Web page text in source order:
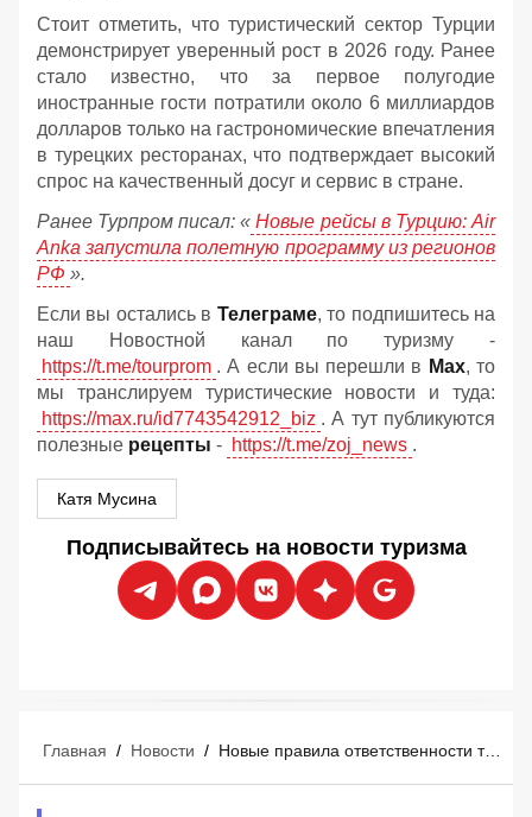
Стоит отметить, что туристический сектор Турции
демонстрирует уверенный рост в 2026 году. Ранее
стало известно, что за первое полугодие
иностранные гости потратили около 6 миллиардов
долларов только на гастрономические впечатления
в турецких ресторанах, что подтверждает высокий
спрос на качественный досуг и сервис в стране.
Ранее Турпром писал: « Новые рейсы в Турцию: Air
Anka запустила полетную программу из регионов
РФ ».
Если вы остались в Телеграме, то подпишитесь на
наш Новостной канал по туризму -
https://t.me/tourprom . А если вы перешли в Мах, то
мы транслируем туристические новости и туда:
https://max.ru/id7743542912_biz . А тут публикуются
полезные рецепты - https://t.me/zoj_news .
Катя Мусина
Подписывайтесь на новости туризма
Главная / Новости / Новые правила ответственности туроператоров и турагентов: что изменится